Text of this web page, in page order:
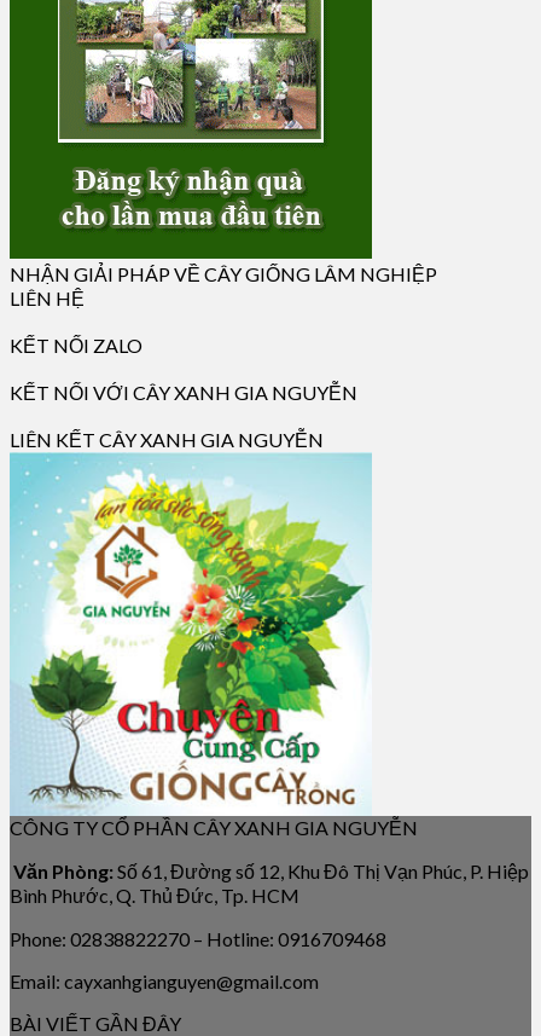
NHẬN GIẢI PHÁP VỀ CÂY GIỐNG LÂM NGHIỆP
LIÊN HỆ
KẾT NỐI ZALO
KẾT NỐI VỚI CÂY XANH GIA NGUYỄN
LIÊN KẾT CÂY XANH GIA NGUYỄN
CÔNG TY CỔ PHẦN CÂY XANH GIA NGUYỄN
Văn Phòng: Số 61, Đường số 12, Khu Đô Thị Vạn Phúc, P. Hiệp
Bình Phước, Q. Thủ Đức, Tp. HCM
Phone: 02838822270 – Hotline: 0916709468
Email: cayxanhgianguyen@gmail.com
BÀI VIẾT GẦN ĐÂY